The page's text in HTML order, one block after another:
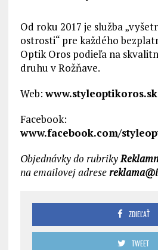
Od roku 2017 je služba
ostrosti“ pre každého
Optik Oros podieľa na
druhu v Rožňave.
Web:www.styleoptikoros.sk
Facebook:
www.facebook.com/
Objednávky do rubriky
na emailovej adrese
ZDIEĽAŤ
TWEET